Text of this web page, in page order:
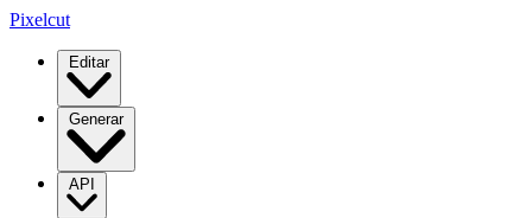
Pixelcut
Editar
Generar
API